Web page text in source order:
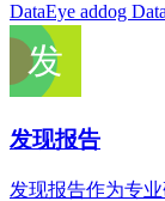
DataEye addog
发现报告
发现报告作为专